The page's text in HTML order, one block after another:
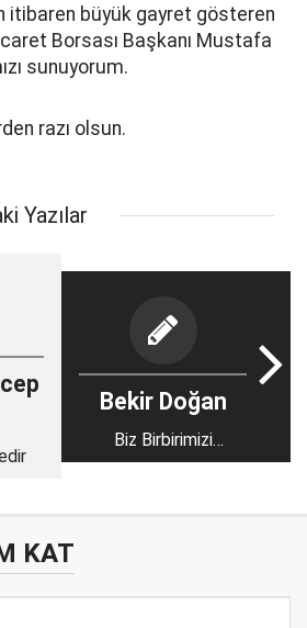
itibaren büyük gayret gösteren
Borsası Başkanı Mustafa
sunuyorum.
razı olsun.
Yazılar
Bekir Doğan
Biz Birbirimizi
Sevmiyoruz
KAT